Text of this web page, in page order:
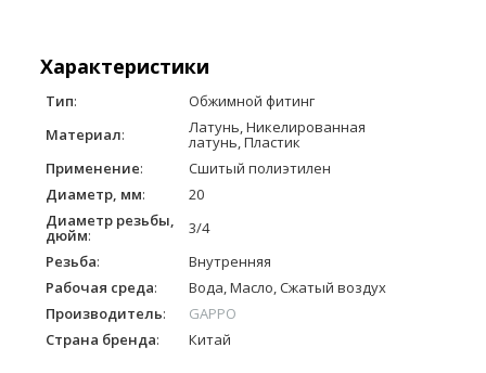
Характеристики
Тип:
Обжимной фитинг
Материал: Латунь, Никелированная
латунь, Пластик
Применение:
Сшитый полиэтилен
Диаметр, мм:
20
Диаметр резьбы,
дюйм:
3/4
Резьба:
Внутренняя
Рабочая среда:
Вода, Масло, Сжатый воздух
Производитель:
GAPPO
Страна бренда: Китай